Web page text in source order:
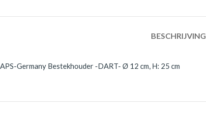
BESCHRIJVING
APS-Germany Bestekhouder -DART- Ø 12 cm, H: 25 cm